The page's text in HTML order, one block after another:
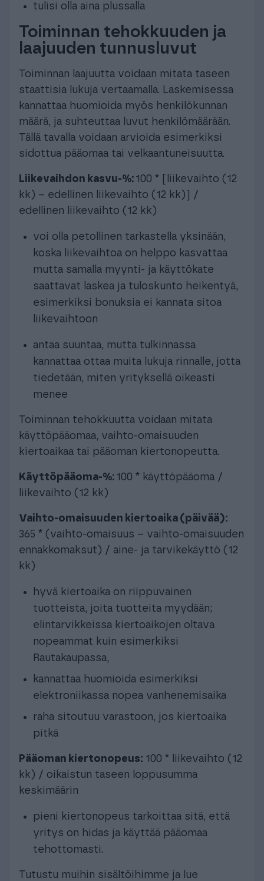
tulisi olla aina plussalla
Toiminnan tehokkuuden ja
laajuuden tunnusluvut
Toiminnan laajuutta voidaan mitata taseen
staattisia lukuja vertaamalla. Laskemisessa
kannattaa huomioida myös henkilökunnan
määrä, ja suhteuttaa luvut henkilömäärään.
Tällä tavalla voidaan arvioida esimerkiksi
sidottua pääomaa tai velkaantuneisuutta.
Liikevaihdon kasvu-%: 100 * [liikevaihto (12
kk) – edellinen liikevaihto (12 kk)] /
edellinen liikevaihto (12 kk)
voi olla petollinen tarkastella yksinään,
koska liikevaihtoa on helppo kasvattaa
mutta samalla myynti- ja käyttökate
saattavat laskea ja tuloskunto heikentyä,
esimerkiksi bonuksia ei kannata sitoa
liikevaihtoon
antaa suuntaa, mutta tulkinnassa
kannattaa ottaa muita lukuja rinnalle, jotta
tiedetään, miten yrityksellä oikeasti
menee
Toiminnan tehokkuutta voidaan mitata
käyttöpääomaa, vaihto-omaisuuden
kiertoaikaa tai pääoman kiertonopeutta.
Käyttöpääoma-%: 100 * käyttöpääoma /
liikevaihto (12 kk)
Vaihto-omaisuuden kiertoaika (päivää):
365 * (vaihto-omaisuus – vaihto-omaisuuden
ennakkomaksut) / aine- ja tarvikekäyttö (12
kk)
hyvä kiertoaika on riippuvainen
tuotteista, joita tuotteita myydään;
elintarvikkeissa kiertoaikojen oltava
nopeammat kuin esimerkiksi
Rautakaupassa,
kannattaa huomioida esimerkiksi
elektroniikassa nopea vanhenemisaika
raha sitoutuu varastoon, jos kiertoaika
pitkä
Pääoman kiertonopeus: 100 * liikevaihto (12
kk) / oikaistun taseen loppusumma
keskimäärin
pieni kiertonopeus tarkoittaa sitä, että
yritys on hidas ja käyttää pääomaa
tehottomasti.
Tutustu muihin sisältöihimme ja lue